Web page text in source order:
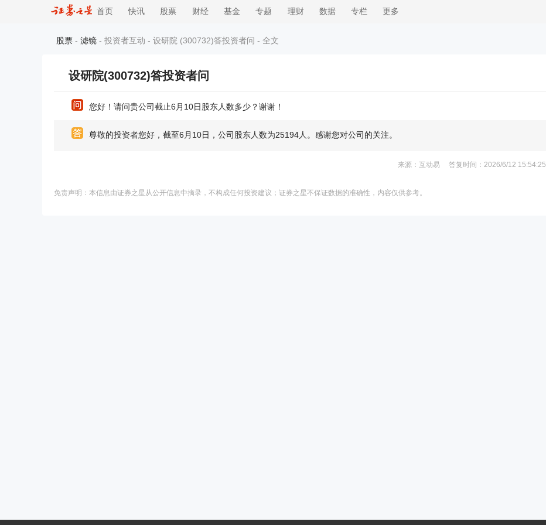
首页 快讯 股票 财经 基金 专题 理财 数据 专栏 更多
股票 - 滤镜 - 投资者互动 - 设研院 (300732)答投资者问 - 全文
设研院(300732)答投资者问
您好！请问贵公司截止6月10日股东人数多少？谢谢！
尊敬的投资者您好，截至6月10日，公司股东人数为25194人。感谢您对公司的关注。
来源：互动易 答复时间：2026/6/12 15:54:25
免责声明：本信息由证券之星从公开信息中摘录，不构成任何投资建议；证券之星不保证数据的准确性，内容仅供参考。